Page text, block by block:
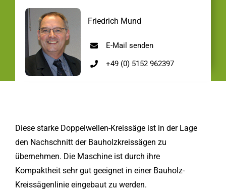
Friedrich Mund
E-Mail senden
+49 (0) 5152 962397
Diese starke Doppelwellen-Kreissäge ist in der Lage
den Nachschnitt der Bauholzkreissägen zu
übernehmen. Die Maschine ist durch ihre
Kompaktheit sehr gut geeignet in einer Bauholz-
Kreissägenlinie eingebaut zu werden.